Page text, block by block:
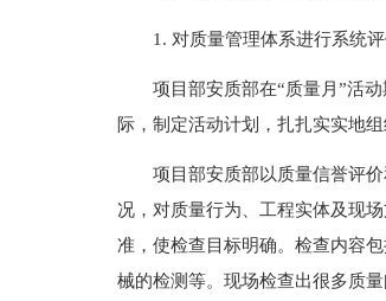
1. 对质量管理体系进行系统
项目部安质部在“质量月”活
际，制定活动计划，扎扎实实地
项目部安质部以质量信誉评
况，对质量行为、工程实体及现
准，使检查目标明确。检查内容
械的检测等。现场检查出很多质